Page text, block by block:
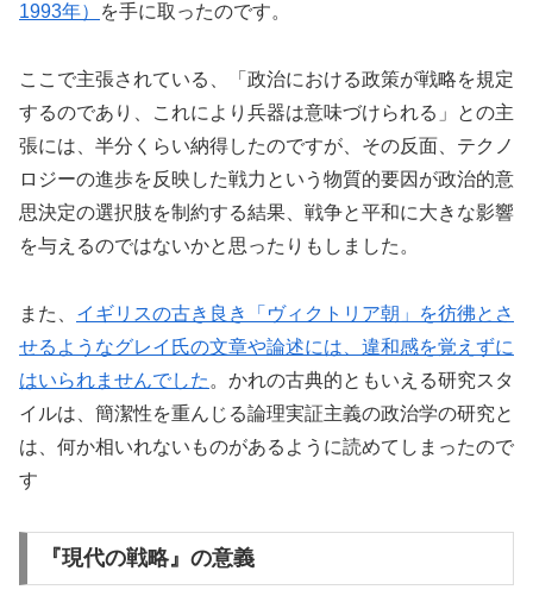
1993年）
を手に取ったのです。
ここで主張されている、「政治における政策が戦略を規定
するのであり、これにより兵器は意味づけられる」との主
張には、半分くらい納得したのですが、その反面、テクノ
ロジーの進歩を反映した戦力という物質的要因が政治的意
思決定の選択肢を制約する結果、戦争と平和に大きな影響
を与えるのではないかと思ったりもしました。
また、 イギリスの古き良き「ヴィクトリア朝」を彷彿とさ
せるようなグレイ氏の文章や論述には、違和感を覚えずに
はいられませんでした 。かれの古典的ともいえる研究スタ
イルは、簡潔性を重んじる論理実証主義の政治学の研究と
は、何か相いれないものがあるように読めてしまったので
す
『現代の戦略』の意義